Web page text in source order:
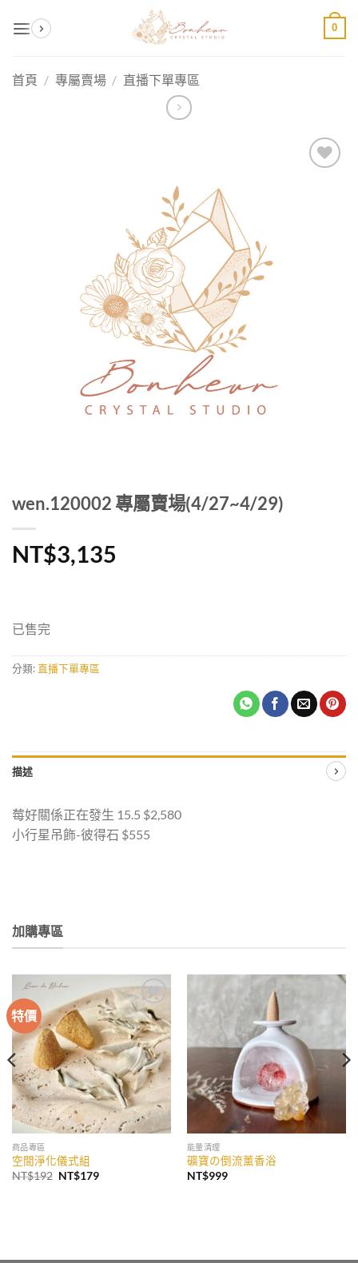
0
首頁 / 專屬賣場 / 直播下單專區
wen.120002 專屬賣場(4/27~4/29)
NT$3,135
已售完
分類: 直播下單專區
描述
莓好關係正在發生 15.5 $2,580
小行星吊飾-彼得石 $555
加購專區
特價
加入
收藏
商品專區
空間淨化儀式組
NT$192 原
NT$179目
收藏
能量清理
礦寶の倒流薰香浴
NT$999